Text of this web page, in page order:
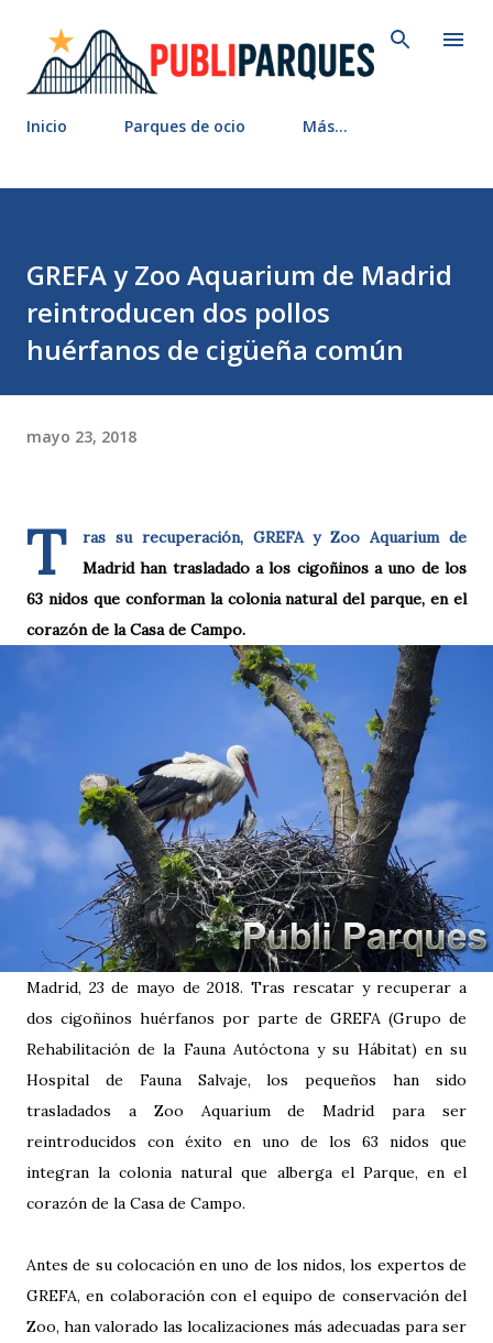
Inicio Parques de ocio Más…
GREFA y Zoo Aquarium de Madrid
reintroducen dos pollos
huérfanos de cigüeña común
mayo 23, 2018
T
ras su recuperación, GREFA y Zoo Aquarium de
Madrid han trasladado a los cigoñinos a uno de los
63 nidos que conforman la colonia natural del parque, en el
corazón de la Casa de Campo.
Madrid, 23 de mayo de 2018. Tras rescatar y recuperar a
dos cigoñinos huérfanos por parte de GREFA (Grupo de
Rehabilitación de la Fauna Autóctona y su Hábitat) en su
Hospital de Fauna Salvaje, los pequeños han sido
trasladados a Zoo Aquarium de Madrid para ser
reintroducidos con éxito en uno de los 63 nidos que
integran la colonia natural que alberga el Parque, en el
corazón de la Casa de Campo.
Antes de su colocación en uno de los nidos, los expertos de
GREFA, en colaboración con el equipo de conservación del
Zoo, han valorado las localizaciones más adecuadas para ser